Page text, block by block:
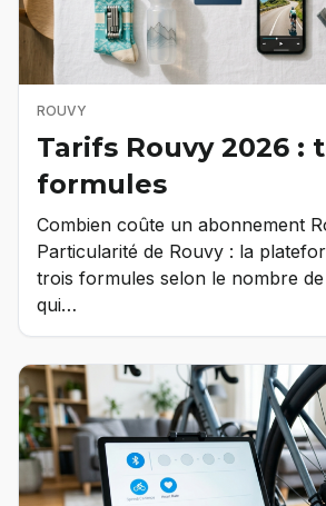
ROUVY
Tarifs Rouvy 2026 :
formules
Combien coûte un abonnement
Particularité de Rouvy : la
trois formules selon le nombre
qui…